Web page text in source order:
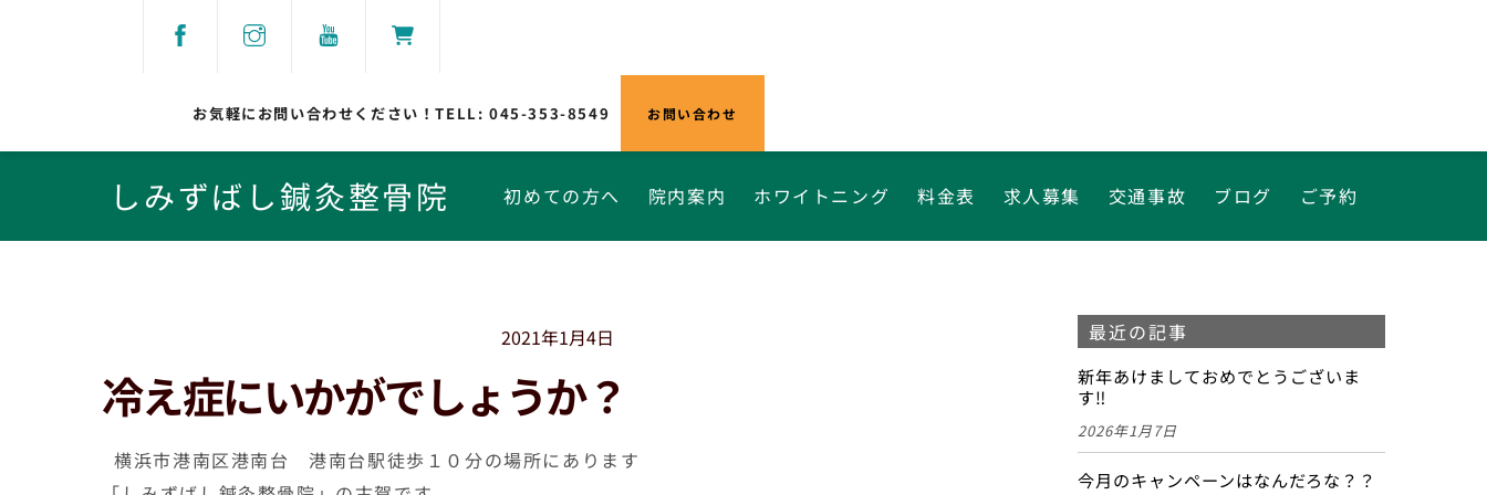
お気軽にお問い合わせください！TELL:045-353-8549 お問い合わせ
しみずばし鍼灸整骨院 初めての方へ 院内案内 ホワイトニング 料金表 求人募集 交通事故 ブログ ご予約
2021年1月4日
冷え症にいかがでしょうか？
横浜市港南区港南台 港南台駅徒歩１０分の場所にあります
最近の記事
新年あけましておめでとうございま
す‼
2026年1月7日
今月のキャンペーンはなんだろな？？